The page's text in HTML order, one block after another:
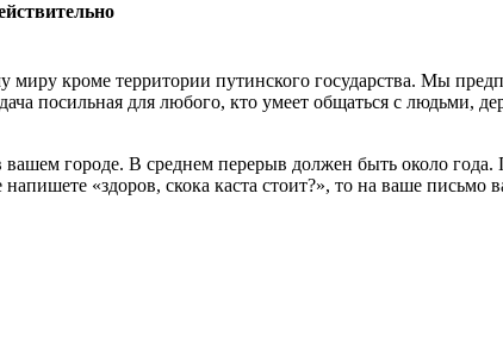
кроме территории путинского государства. Мы
посильная для любого, кто умеет общаться с людьми,
городе. В среднем перерыв должен быть около
«здоров, скока каста стоит?», то на ваше письмо